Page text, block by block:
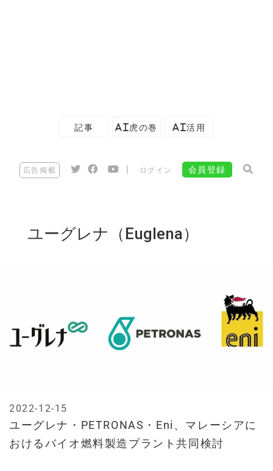
記事 AI虎の巻 AI活用
広告掲載 ログイン 会員登録
ユーグレナ（Euglena）
ユーグレナ・PETRONAS・Eni、マレーシアに
おけるバイオ燃料製造プラント共同検討
2022-12-15